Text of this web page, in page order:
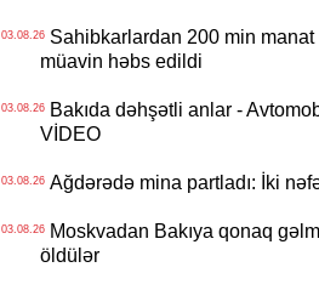
03.08.26Sahibkarlardan 200 min manat
müavin həbs edildi
03.08.26Bakıda dəhşətli anlar -
VİDEO
03.08.26Ağdərədə mina partladı: İki
03.08.26Moskvadan Bakıya qonaq
öldülər